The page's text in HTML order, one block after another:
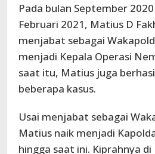
Pada bulan September
Februari 2021, Matius D
menjabat sebagai
menjadi Kepala Operasi
saat itu, Matius juga
beberapa kasus.
Usai menjabat sebagai
Matius naik menjadi
hingga saat ini. Kiprahnya